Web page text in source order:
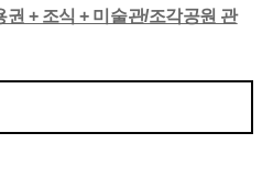
+ 조식 + 미술관/조각공원 관